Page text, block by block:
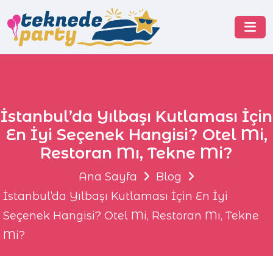
İstanbul’da Yılbaşı Kutlaması İçin
En İyi Seçenek Hangisi? Otel Mi,
Restoran Mı, Tekne Mi?
Ana Sayfa
Blog
İstanbul’da Yılbaşı Kutlaması İçin En İyi
Seçenek Hangisi? Otel Mi, Restoran Mı, Tekne
Mi?